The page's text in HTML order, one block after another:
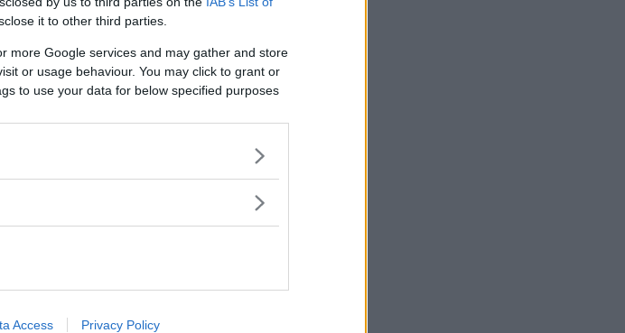
it to other third parties.
more Google services and may gather and store
or usage behaviour. You may click to grant or
to use your data for below specified purposes
Access Privacy Policy